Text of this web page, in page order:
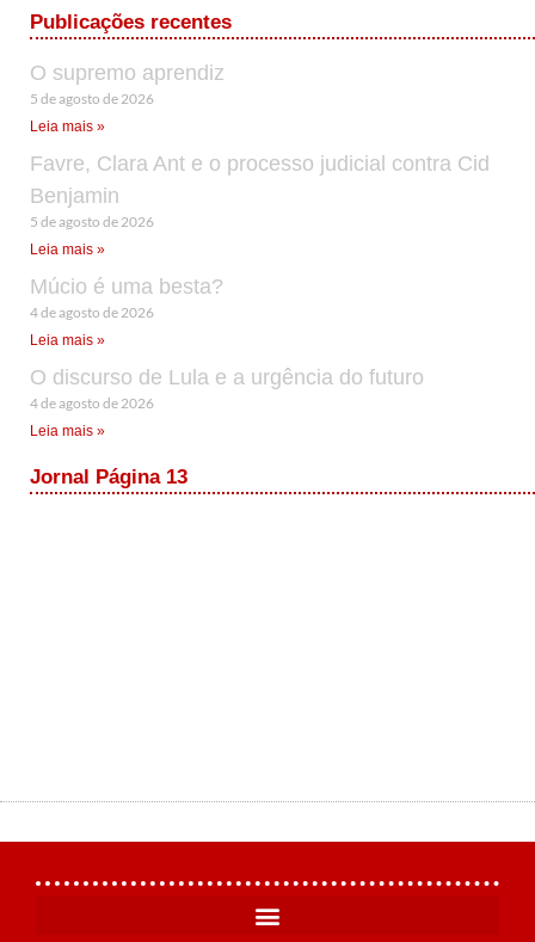
Publicações recentes
O supremo aprendiz
5 de agosto de 2026
Leia mais »
Favre, Clara Ant e o processo judicial contra Cid
Benjamin
5 de agosto de 2026
Leia mais »
Múcio é uma besta?
4 de agosto de 2026
Leia mais »
O discurso de Lula e a urgência do futuro
4 de agosto de 2026
Leia mais »
Jornal Página 13